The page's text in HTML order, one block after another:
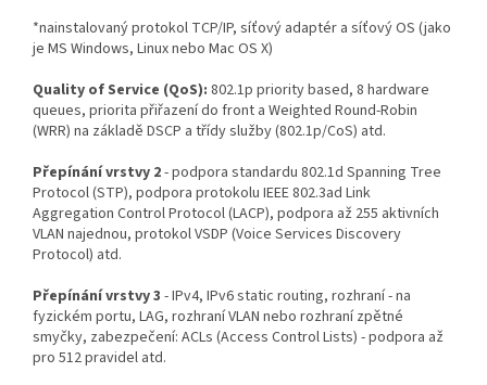
*nainstalovaný protokol TCP/IP, síťový adaptér a síťový OS (jako
je MS Windows, Linux nebo Mac OS X)
Quality of Service (QoS): 802.1p priority based, 8 hardware
queues, priorita přiřazení do front a Weighted Round-Robin
(WRR) na základě DSCP a třídy služby (802.1p/CoS) atd.
Přepínání vrstvy 2- podpora standardu 802.1d Spanning Tree
Protocol (STP), podpora protokolu IEEE 802.3ad Link
Aggregation Control Protocol (LACP), podpora až 255 aktivních
VLAN najednou, protokol VSDP (Voice Services Discovery
Protocol) atd.
Přepínání vrstvy 3 - IPv4, IPv6 static routing, rozhraní - na
fyzickém portu, LAG, rozhraní VLAN nebo rozhraní zpětné
smyčky, zabezpečení: ACLs (Access Control Lists) - podpora až
pro 512 pravidel atd.